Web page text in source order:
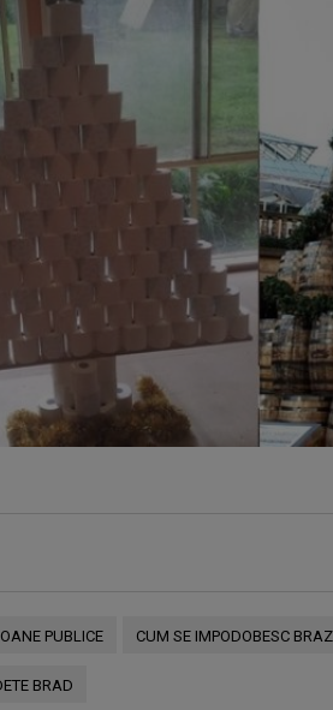
PUBLICE CUM SE IMPODOBESC
BRAD